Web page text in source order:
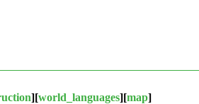
][world_languages][map]